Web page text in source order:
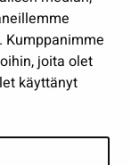
joita olet
käyttänyt